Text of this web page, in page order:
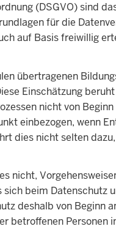
(DSGVO) sind
für die
auf Basis freiwillig
übertragenen
Einschätzung
nicht von
einbezogen, wenn
dies nicht selten
nicht,
beim Datenschutz
deshalb von Beginn
betroffenen Personen